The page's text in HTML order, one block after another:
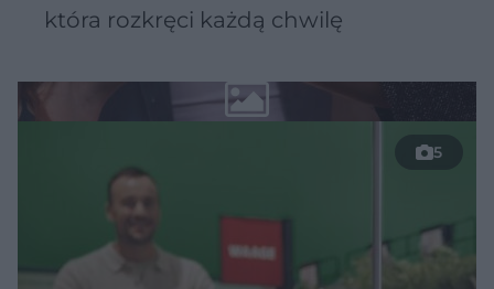
która rozkręci każdą chwilę
5